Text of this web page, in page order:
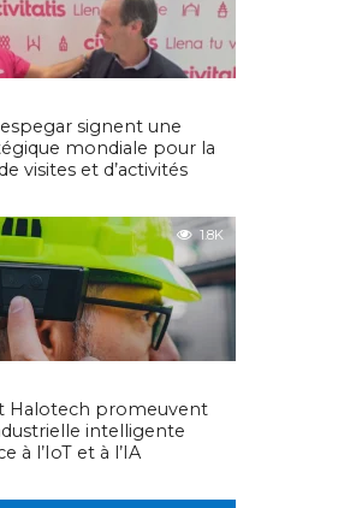
signent une
mondiale pour la
visites et d’activités
1.8K
Halotech promeuvent
intelligente
à l’IoT et à l’IA